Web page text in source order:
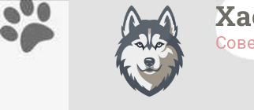
Перейти
к
контенту